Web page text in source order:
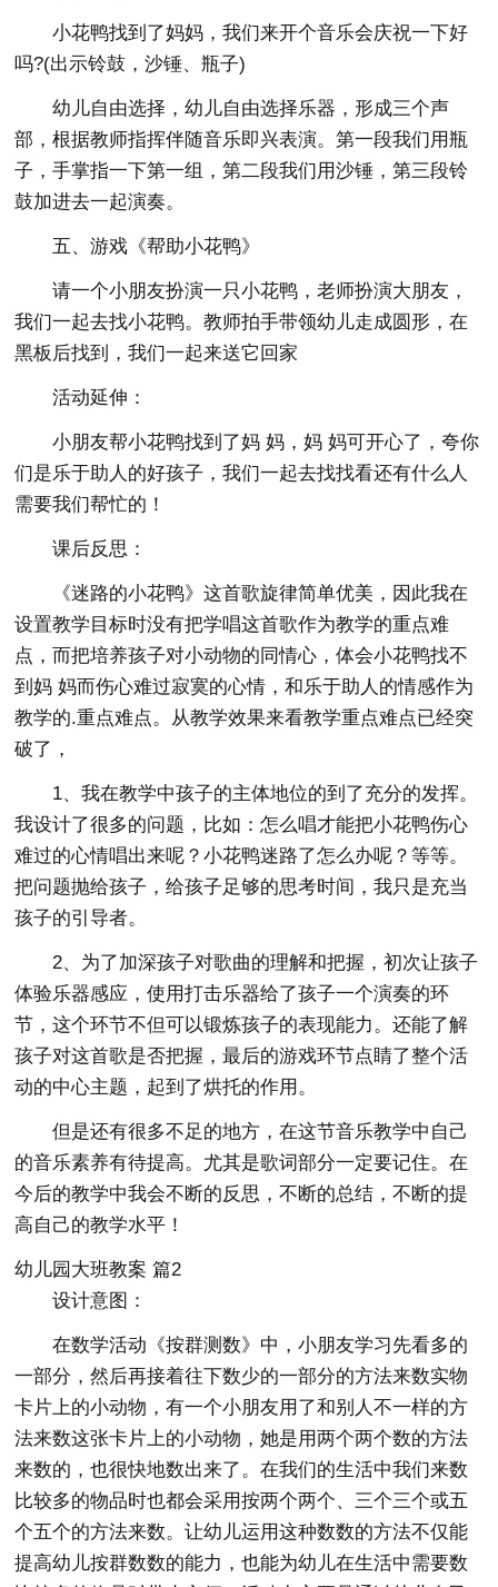
小花鸭找到了妈妈，我们来开个音乐会庆祝一下好
吗?(出示铃鼓，沙锤、瓶子)
幼儿自由选择，幼儿自由选择乐器，形成三个声
部，根据教师指挥伴随音乐即兴表演。第一段我们用瓶
子，手掌指一下第一组，第二段我们用沙锤，第三段铃
鼓加进去一起演奏。
五、游戏《帮助小花鸭》
请一个小朋友扮演一只小花鸭，老师扮演大朋友，
我们一起去找小花鸭。教师拍手带领幼儿走成圆形，在
黑板后找到，我们一起来送它回家
活动延伸：
小朋友帮小花鸭找到了妈 妈，妈 妈可开心了，夸你
们是乐于助人的好孩子，我们一起去找找看还有什么人
需要我们帮忙的！
课后反思：
《迷路的小花鸭》这首歌旋律简单优美，因此我在
设置教学目标时没有把学唱这首歌作为教学的重点难
点，而把培养孩子对小动物的同情心，体会小花鸭找不
到妈 妈而伤心难过寂寞的心情，和乐于助人的情感作为
教学的.重点难点。从教学效果来看教学重点难点已经突
破了，
1、我在教学中孩子的主体地位的到了充分的发挥。
我设计了很多的问题，比如：怎么唱才能把小花鸭伤心
难过的心情唱出来呢？小花鸭迷路了怎么办呢？等等。
把问题抛给孩子，给孩子足够的思考时间，我只是充当
孩子的引导者。
2、为了加深孩子对歌曲的理解和把握，初次让孩子
体验乐器感应，使用打击乐器给了孩子一个演奏的环
节，这个环节不但可以锻炼孩子的表现能力。还能了解
孩子对这首歌是否把握，最后的游戏环节点睛了整个活
动的中心主题，起到了烘托的作用。
但是还有很多不足的地方，在这节音乐教学中自己
的音乐素养有待提高。尤其是歌词部分一定要记住。在
今后的教学中我会不断的反思，不断的总结，不断的提
高自己的教学水平！
幼儿园大班教案 篇2
设计意图：
在数学活动《按群测数》中，小朋友学习先看多的
一部分，然后再接着往下数少的一部分的方法来数实物
卡片上的小动物，有一个小朋友用了和别人不一样的方
法来数这张卡片上的小动物，她是用两个两个数的方法
来数的，也很快地数出来了。在我们的生活中我们来数
比较多的物品时也都会采用按两个两个、三个三个或五
个五个的方法来数。让幼儿运用这种数数的方法不仅能
提高幼儿按群数数的能力，也能为幼儿在生活中需要数